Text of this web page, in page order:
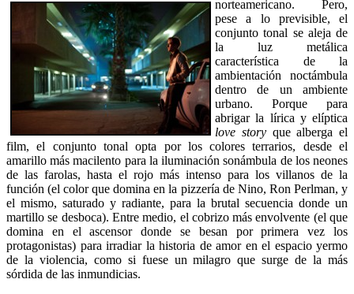
norteamericano. Pero,
pese a lo previsible, el
conjunto tonal se aleja de
la luz metálica
característica de la
ambientación noctámbula
dentro de un ambiente
urbano. Porque para
abrigar la lírica y elíptica
love storyque alberga el
film, el conjunto tonal opta por los colores terrarios, desde el
amarillo más macilento para la iluminación sonámbula de los neones
de las farolas, hasta el rojo más intenso para los villanos de la
función (el color que domina en la pizzería de Nino, Ron Perlman, y
el mismo, saturado y radiante, para la brutal secuencia donde un
martillo se desboca). Entre medio, el cobrizo más envolvente (el que
domina en el ascensor donde se besan por primera vez los
protagonistas) para irradiar la historia de amor en el espacio yermo
de la violencia, como si fuese un milagro que surge de la más
sórdida de las inmundicias.